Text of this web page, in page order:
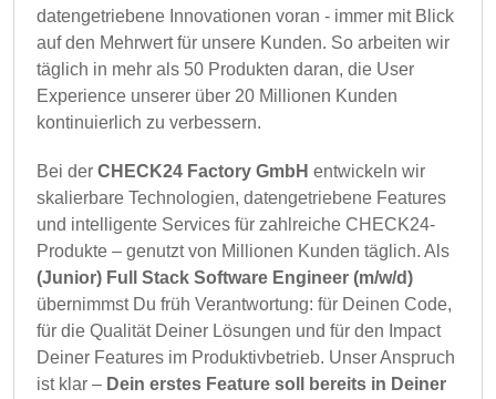
datengetriebene Innovationen voran - immer mit Blick
auf den Mehrwert für unsere Kunden. So arbeiten wir
täglich in mehr als 50 Produkten daran, die User
Experience unserer über 20 Millionen Kunden
kontinuierlich zu verbessern.
Bei der CHECK24 Factory GmbH entwickeln wir
skalierbare Technologien, datengetriebene Features
und intelligente Services für zahlreiche CHECK24-
Produkte – genutzt von Millionen Kunden täglich. Als
(Junior) Full Stack Software Engineer (m/w/d)
übernimmst Du früh Verantwortung: für Deinen Code,
für die Qualität Deiner Lösungen und für den Impact
Deiner Features im Produktivbetrieb. Unser Anspruch
ist klar – Dein erstes Feature soll bereits in Deiner